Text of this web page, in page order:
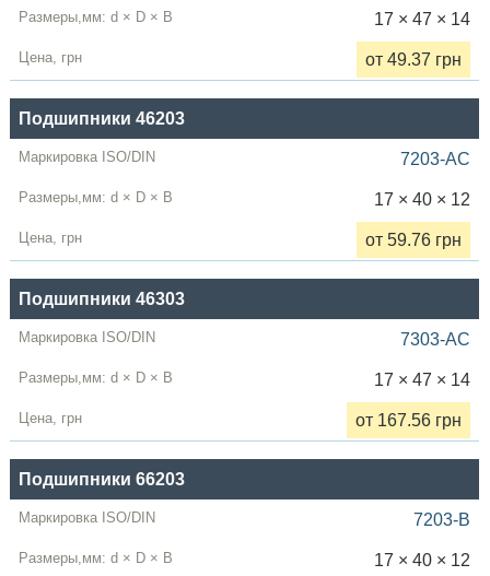
17 × 47 × 14
от 49.37 грн
Подшипники 46203
7203-AC
17 × 40 × 12
от 59.76 грн
Подшипники 46303
7303-AC
17 × 47 × 14
от 167.56 грн
Подшипники 66203
7203-B
17 × 40 × 12